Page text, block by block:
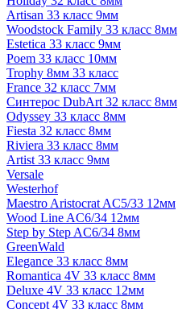
Artisan 33 класс 9мм
Woodstock Family 33 класс 8мм
Estetica 33 класс 9мм
Poem 33 класс 10мм
Trophy 8мм 33 класс
France 32 класс 7мм
Синтерос DubArt 32 класс 8мм
Odyssey 33 класс 8мм
Fiesta 32 класс 8мм
Riviera 33 класс 8мм
Artist 33 класс 9мм
Versale
Westerhof
Maestro Aristocrat AC5/33 12мм
Wood Line AC6/34 12мм
Step by Step AC6/34 8мм
GreenWald
Elegance 33 класс 8мм
Romantica 4V 33 класс 8мм
Deluxe 4V 33 класс 12мм
Concept 4V 33 класс 8мм